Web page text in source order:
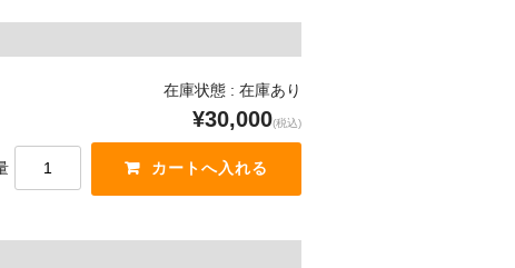
在庫状態 : 在庫あり
¥30,000(税込)